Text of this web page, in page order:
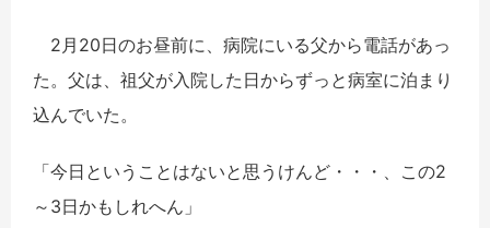
2月20日のお昼前に、病院にいる父から電話があっ
た。父は、祖父が入院した日からずっと病室に泊まり
込んでいた。
「今日ということはないと思うけんど・・・、この2
～3日かもしれへん」